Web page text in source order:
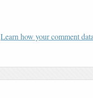
Learn how your comment